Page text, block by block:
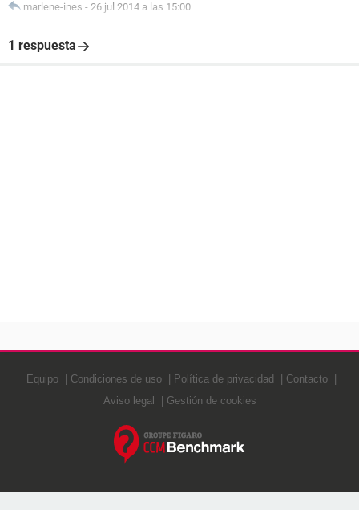
marlene-ines - 26 jul 2014 a las 15:00
1 respuesta
Equipo Condiciones de uso Política de privacidad
Contacto
Aviso legal
Gestión de cookies